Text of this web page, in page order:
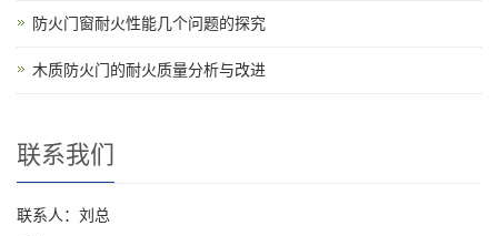
防火门窗耐火性能几个问题的探究
木质防火门的耐火质量分析与改进
联系我们
联系人：刘总